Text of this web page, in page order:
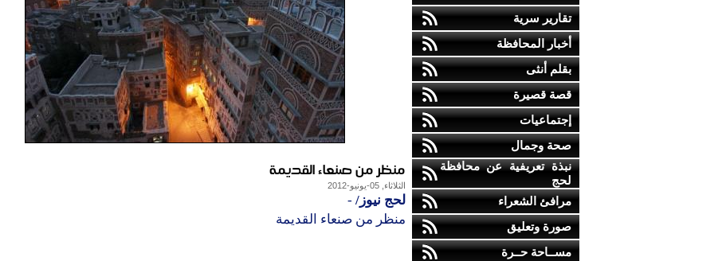
تقارير سرية
أخبار المحافظة
بقلم أنثى
قصة قصيرة
إجتماعيات
صحة وجمال
نبذة تعريفية عن محافظة
لحج
مرافئ الشعراء
صورة وتعليق
مســاحة حــرة
منظر من صنعاء القديمة
الثلاثاء, 05-يونيو-2012
لحج نيوز/ -
منظر من صنعاء القديمة